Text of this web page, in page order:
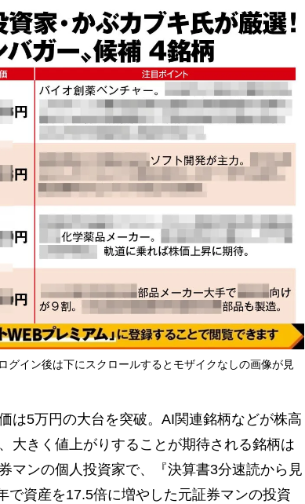
グイン後は下にスクロールするとモザイクなしの画像が見
は5万円の大台を突破。AI関連銘柄などが株高
大きく値上がりすることが期待される銘柄は
マンの個人投資家で、『決算書3分速読から見
資産を17.5倍に増やした元証券マンの投資